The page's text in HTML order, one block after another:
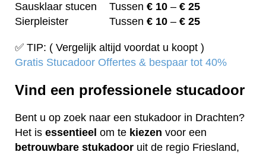
Sausklaar stucen
Tussen € 10 – € 25
Sierpleister
Tussen € 10 – € 25
✅ TIP: ( Vergelijk altijd voordat u koopt )
Gratis Stucadoor Offertes & bespaar tot 40%
Vind een professionele stucadoor
Bent u op zoek naar een stukadoor in Drachten?
Het is essentieel om te kiezen voor een
betrouwbare stukadoor uit de regio Friesland,